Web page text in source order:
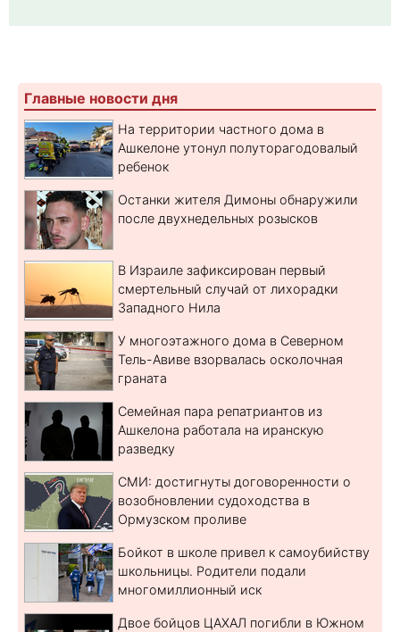
Главные новости дня
На территории частного дома в
Ашкелоне утонул полуторагодовалый
ребенок
Останки жителя Димоны обнаружили
после двухнедельных розысков
В Израиле зафиксирован первый
смертельный случай от лихорадки
Западного Нила
У многоэтажного дома в Северном
Тель-Авиве взорвалась осколочная
граната
Семейная пара репатриантов из
Ашкелона работала на иранскую
разведку
СМИ: достигнуты договоренности о
возобновлении судоходства в
Ормузском проливе
Бойкот в школе привел к самоубийству
школьницы. Родители подали
многомиллионный иск
Двое бойцов ЦАХАЛ погибли в Южном